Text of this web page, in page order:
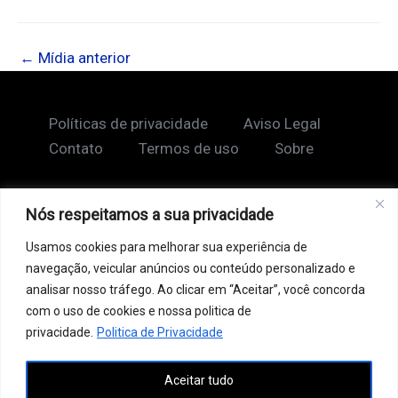
Nós respeitamos a sua privacidade
Usamos cookies para melhorar sua experiência de
navegação, veicular anúncios ou conteúdo personalizado e
analisar nosso tráfego. Ao clicar em “Aceitar”, você concorda
com o uso de cookies e nossa politica de
privacidade. Politica de Privacidade
Aceitar tudo
← Mídia anterior
Políticas de privacidade
Aviso Legal
Contato
Termos de uso Sobre
Ao acessar este site, você concorda com nossos
Termos de Uso e Política de Privacidade. Este site
pode conter links patrocinados, incluindo do Google
AdSense, e links de afiliados. Podemos receber uma
comissão por vendas feitas através desses links. o
conteúdo aqui presente, incluindo textos, é protegido